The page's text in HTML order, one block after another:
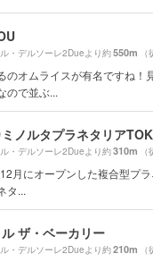
・デルソーレ2Dueより約550m
のオムライスが有名ですね！
ので並ぶ...
ノルタプラネタリア
・デルソーレ2Dueより約310m
月にオープンした複合型プラ
タ...
ザ・ベーカリー
・デルソーレ2Dueより約210m